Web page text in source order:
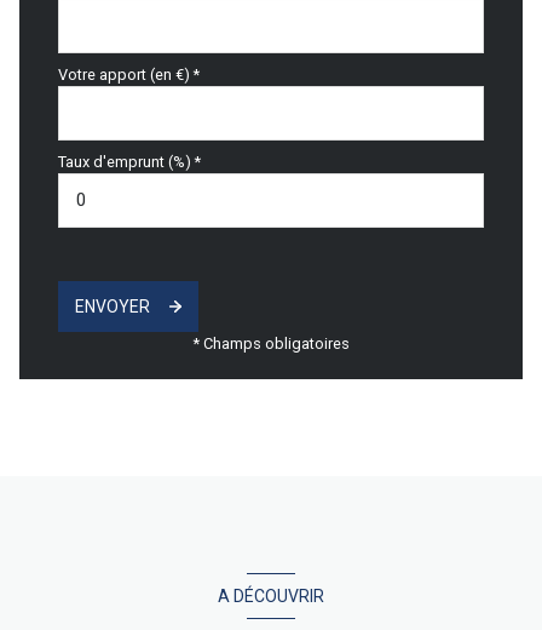
Votre apport (en €) *
Taux d'emprunt (%) *
ENVOYER
* Champs obligatoires
A DÉCOUVRIR